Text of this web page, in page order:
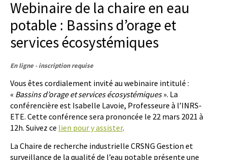
Webinaire de la chaire en eau
potable : Bassins d’orage et
services écosystémiques
En ligne - inscription requise
Vous êtes cordialement invité au webinaire intitulé :
« Bassins d’orage et services écosystémiques». La
conférencière est Isabelle Lavoie, Professeure à l’INRS-
ETE. Cette conférence sera prononcée le 22 mars 2021 à
12h. Suivez ce lien pour y assister.
La Chaire de recherche industrielle CRSNG Gestion et
surveillance de la qualité de l’eau potable présente une